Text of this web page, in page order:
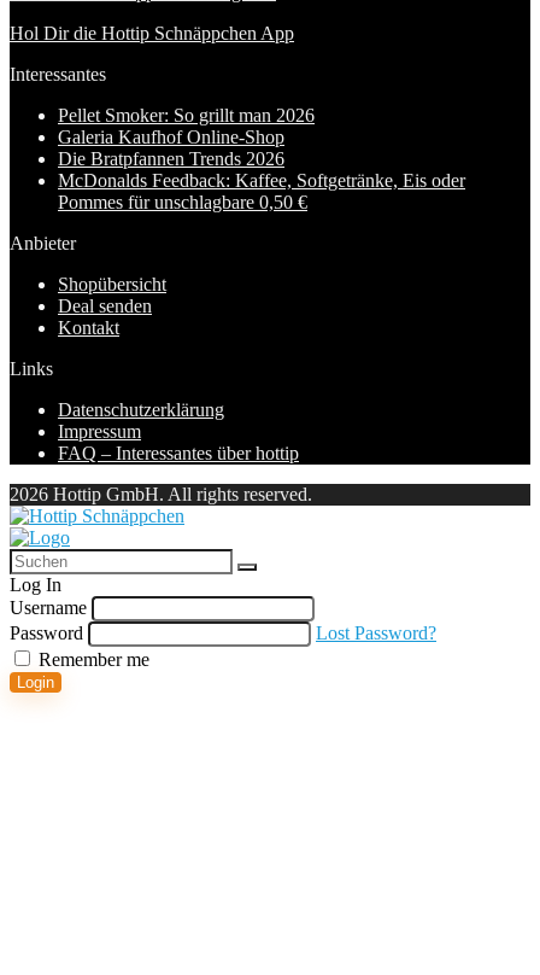
Hol Dir die Hottip Schnäppchen App
Interessantes
Pellet Smoker: So grillt man 2026
Galeria Kaufhof Online-Shop
Die Bratpfannen Trends 2026
McDonalds Feedback: Kaffee, Softgetränke, Eis oder
Pommes für unschlagbare 0,50 €
Anbieter
Shopübersicht
Deal senden
Kontakt
Links
Datenschutzerklärung
Impressum
FAQ – Interessantes über hottip
2026 Hottip GmbH. All rights reserved.
Log In
Username
Password
Lost Password?
Remember me
Login